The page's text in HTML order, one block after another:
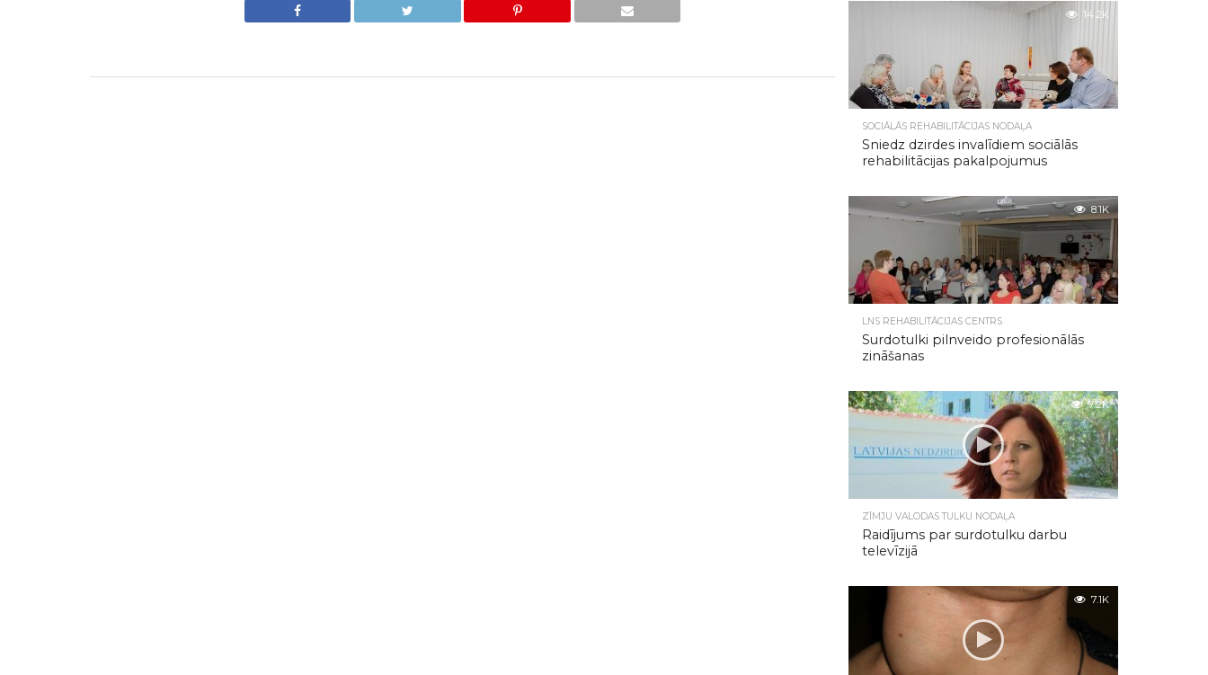
14.2K
SOCIĀLĀS REHABILITĀCIJAS NODAĻA
Sniedz dzirdes invalīdiem sociālās
rehabilitācijas pakalpojumus
8.1K
LNS REHABILITĀCIJAS CENTRS
Surdotulki pilnveido profesionālās
zināšanas
7.2K
ZĪMJU VALODAS TULKU NODAĻA
Raidījums par surdotulku darbu
televīzijā
7.1K